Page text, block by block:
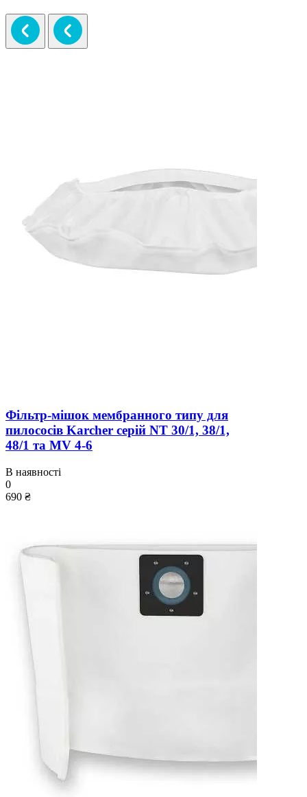
Фільтр-мішок мембранного типу для
пилососів Karcher серій NT 30/1, 38/1,
48/1 та MV 4-6
В наявності
0
690 ₴